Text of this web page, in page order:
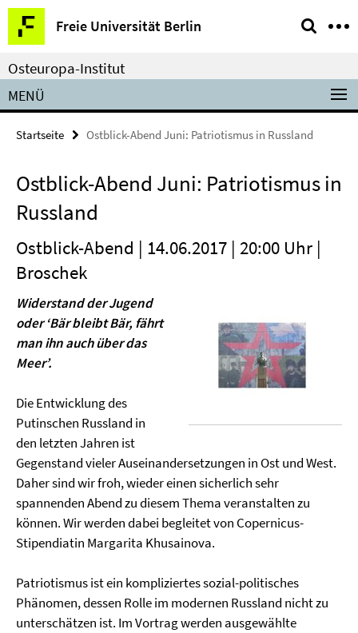
Springe
direkt
zu
Inhalt
Freie Universität Berlin
Service-
Navigation
Osteuropa-Institut
MENÜ
Startseite Ostblick-Abend Juni: Patriotismus in Russland
Ostblick-Abend Juni: Patriotismus in
Russland
Ostblick-Abend | 14.06.2017 | 20:00 Uhr |
Broschek
Widerstand der Jugend
oder ‘Bär bleibt Bär, fährt
man ihn auch über das
Meer’.
Die Entwicklung des
Putinschen Russland in
den letzten Jahren ist
Gegenstand vieler Auseinandersetzungen in Ost und West.
Daher sind wir froh, wieder einen sicherlich sehr
spannenden Abend zu diesem Thema veranstalten zu
können. Wir werden dabei begleitet von Copernicus-
Stipendiatin Margarita Khusainova.
Patriotismus ist ein kompliziertes sozial-politisches
Phänomen, dessen Rolle im modernen Russland nicht zu
unterschätzen ist. Im Vortrag werden ausgewählte